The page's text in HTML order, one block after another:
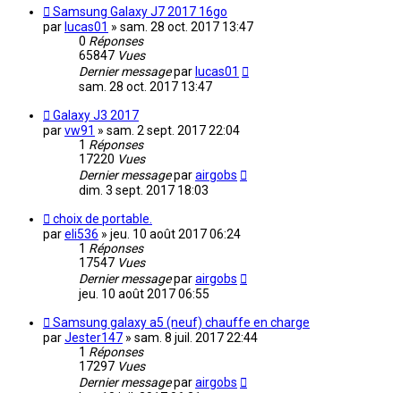
Samsung Galaxy J7 2017 16go
par lucas01 » sam. 28 oct. 2017 13:47
0 Réponses
65847 Vues
Dernier messagepar lucas01
sam. 28 oct. 2017 13:47
Galaxy J3 2017
parvw91 » sam. 2 sept. 2017 22:04
1 Réponses
17220 Vues
Dernier messageparairgobs
dim. 3 sept. 2017 18:03
choix de portable.
pareli536 » jeu. 10 août 2017 06:24
1 Réponses
17547 Vues
Dernier messageparairgobs
jeu. 10 août 2017 06:55
Samsung galaxy a5 (neuf) chauffe en charge
parJester147 » sam. 8 juil. 2017 22:44
1 Réponses
17297 Vues
Dernier messageparairgobs